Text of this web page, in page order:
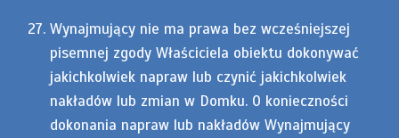
Wynajmujący nie ma prawa bez wcześniejszej
pisemnej zgody Właściciela obiektu dokonywać
jakichkolwiek napraw lub czynić jakichkolwiek
nakładów lub zmian w Domku. O konieczności
dokonania napraw lub nakładów Wynajmujący